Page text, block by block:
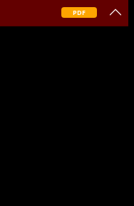
PDF